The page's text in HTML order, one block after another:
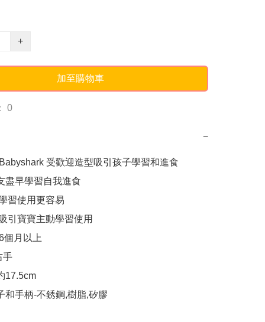
+
加至購物車
0
−
受歡迎造型吸引孩子學習和進食
盡早學習自我進食
習使用更容易
引寶寶主動學習使用
個月以上
手
17.5cm
和手柄-不銹鋼,樹脂,矽膠